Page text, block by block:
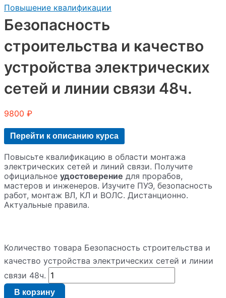
Повышение квалификации
Безопасность
строительства и качество
устройства электрических
сетей и линии связи 48ч.
9800 ₽
Перейти к описанию курса
Повысьте квалификацию в области монтажа
электрических сетей и линий связи. Получите
официальное удостоверение для прорабов,
мастеров и инженеров. Изучите ПУЭ, безопасность
работ, монтаж ВЛ, КЛ и ВОЛС. Дистанционно.
Актуальные правила.
Количество товара Безопасность строительства и
качество устройства электрических сетей и линии
связи 48ч.
В корзину